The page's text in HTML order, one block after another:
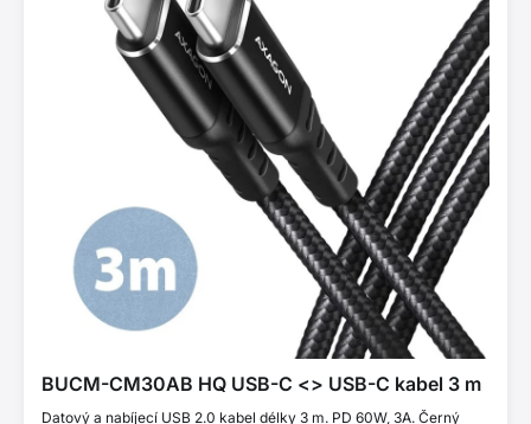
BUCM-CM30AB HQ USB-C <> USB-C kabel 3 m
Datový a nabíjecí USB 2.0 kabel délky 3 m. PD 60W, 3A. Černý